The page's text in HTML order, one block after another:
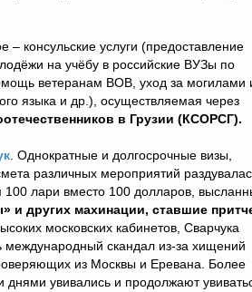
консульские услуги (предоставление
на учёбу в российские ВУЗы по
ветеранам ВОВ, уход за могилами
языка и др.), осуществляемая через
в Грузии (КСОРСГ).
. Однократные и долгосрочные визы,
различных мероприятий
лари вместо 100 долларов,
и других махинации, ставшие
московских кабинетов, Сварчука
международный скандал из-за хищений
из Москвы и Еревана. Более
днями увивались и продолжают